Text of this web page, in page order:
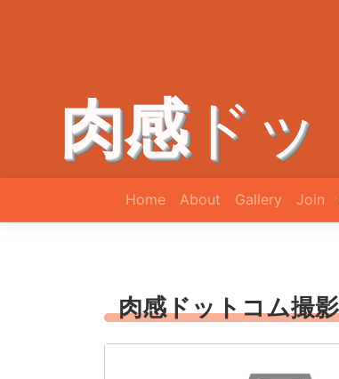
肉感ドッ
Home About Gallery Join
肉感ドットコム撮